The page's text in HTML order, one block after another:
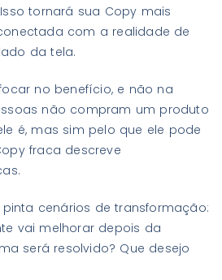
tornará sua Copy mais
com a realidade de
da tela.
no benefício, e não na
não compram um produto
é, mas sim pelo que ele pode
fraca descreve
cenários de transformação:
vai melhorar depois da
será resolvido? Que desejo